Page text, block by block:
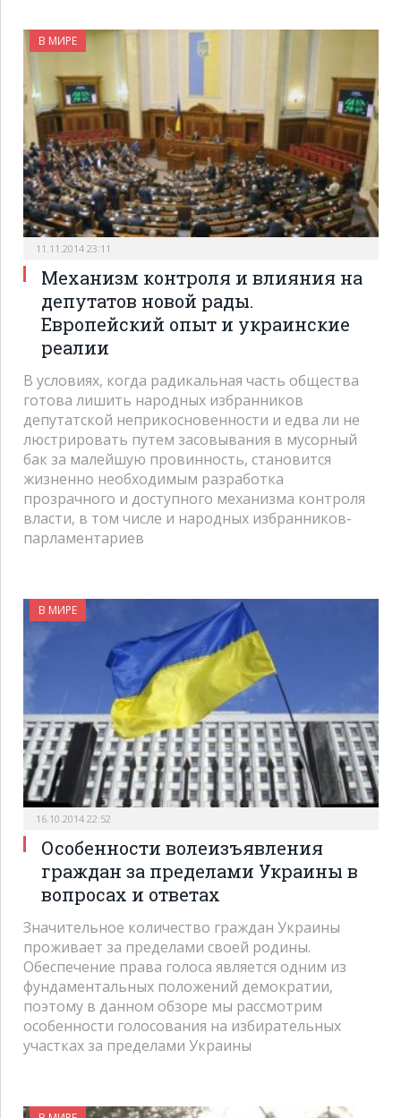
В МИРЕ
11.11.2014 23:11
Механизм контроля и влияния на
депутатов новой рады.
Европейский опыт и украинские
реалии
В условиях, когда радикальная часть общества
готова лишить народных избранников
депутатской неприкосновенности и едва ли не
люстрировать путем засовывания в мусорный
бак за малейшую провинность, становится
жизненно необходимым разработка
прозрачного и доступного механизма контроля
власти, в том числе и народных избранников-
парламентариев
В МИРЕ
16.10.2014 22:52
Особенности волеизъявления
граждан за пределами Украины в
вопросах и ответах
Значительное количество граждан Украины
проживает за пределами своей родины.
Обеспечение права голоса является одним из
фундаментальных положений демократии,
поэтому в данном обзоре мы рассмотрим
особенности голосования на избирательных
участках за пределами Украины